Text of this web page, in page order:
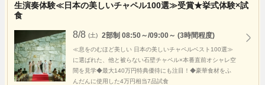
生演奏体験≪日本の美しいチャペル100選≫受賞★挙式体験×試
食
8/8 (土) 2部制 08:50～/09:00～ (3時間程度)
≪息をのむほど美しい 日本の美しいチャペルベスト100選≫
に選ばれた、他と被らない石壁チャペル×本番直前オシャレ空
間を見学◆最大140万円特典優待にも注目！◆豪華食材をふ
んだんに使用した4万円相当7品試食